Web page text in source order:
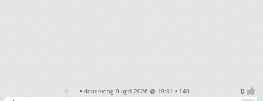
• donderdag 9 april 2026 @ 19:31 • 140